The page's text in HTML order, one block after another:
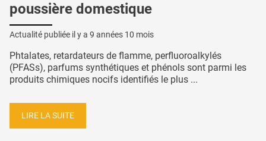
poussière domestique
Actualité publiée il y a 9 années 10 mois
Phtalates, retardateurs de flamme, perfluoroalkylés
(PFASs), parfums synthétiques et phénols sont parmi les
produits chimiques nocifs identifiés le plus ...
LIRE LA SUITE